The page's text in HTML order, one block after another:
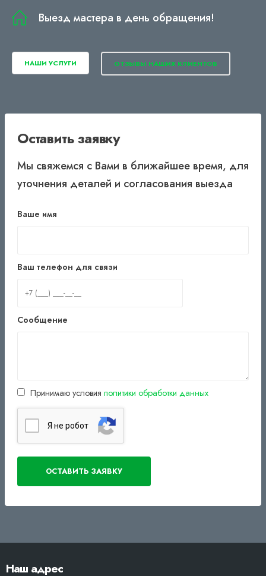
Выезд мастера в день обращения!
НАШИ УСЛУГИ ОТЗЫВЫ НАШИХ КЛИЕНТОВ
Оставить заявку
Мы свяжемся с Вами в ближайшее время, для
уточнения деталей и согласования выезда
Ваше имя
Ваш телефон для связи
Сообщение
Принимаю условия политики обработки данных
Я нe poбoт
Наш адрес